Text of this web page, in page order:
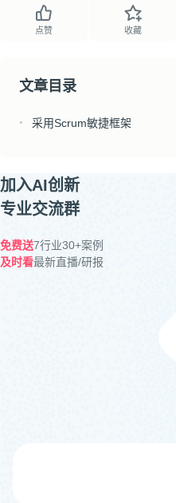
点赞 收藏
文章目录
● 采用Scrum敏捷框架
加入AI创新
专业交流群
免费送7行业30+案例
及时看最新直播/研报